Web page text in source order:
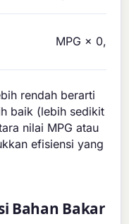
MPG ×
rendah berarti
baik (lebih sedikit
nilai MPG atau
efisiensi yang
Bahan Bakar